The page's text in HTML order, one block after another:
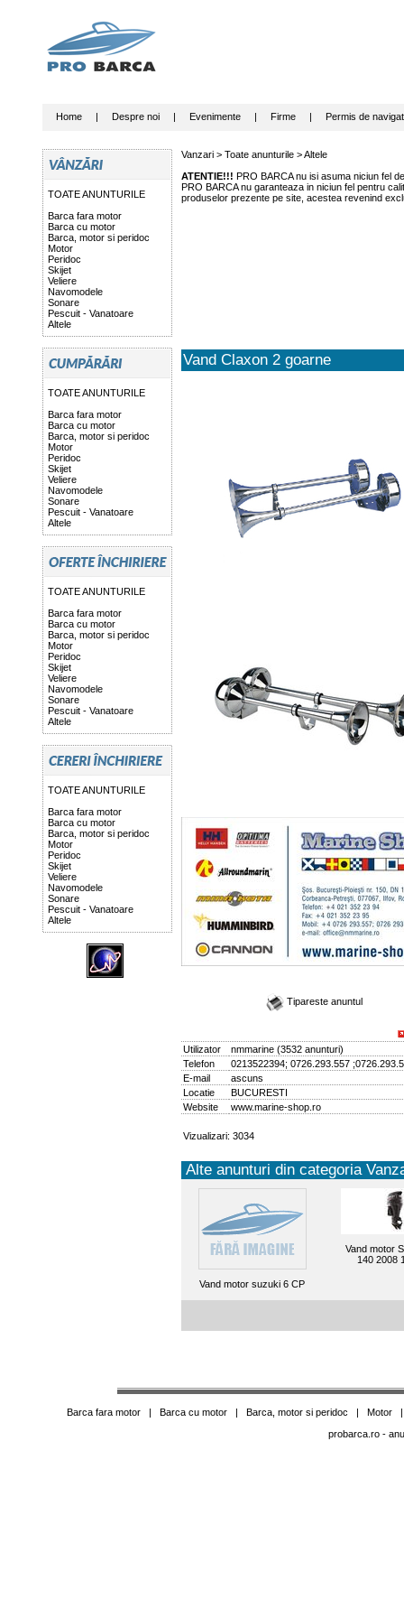
Home| Despre noi| Evenimente| Firme| Permis de
TOATE ANUNTURILE
Barca fara motor
Barca cu motor
Barca, motor si peridoc
Motor
Peridoc
Skijet
Veliere
Navomodele
Sonare
Pescuit - Vanatoare
Altele
TOATE ANUNTURILE
Barca fara motor
Barca cu motor
Barca, motor si peridoc
Motor
Peridoc
Skijet
Veliere
Navomodele
Sonare
Pescuit - Vanatoare
Altele
TOATE ANUNTURILE
Barca fara motor
Barca cu motor
Barca, motor si peridoc
Motor
Peridoc
Skijet
Veliere
Navomodele
Sonare
Pescuit - Vanatoare
Altele
TOATE ANUNTURILE
Barca fara motor
Barca cu motor
Barca, motor si peridoc
Motor
Peridoc
Skijet
Veliere
Navomodele
Sonare
Pescuit - Vanatoare
Altele
Vanzari > Toate anunturile>Altele
ATENTIE!!! PRO BARCA nu isi asuma niciun fel
PRO BARCA nu garanteaza in niciun fel pentru
produselor prezente pe site, acestea revenind
Vand Claxon 2 goarne
Tipareste anuntul
Utilizator nmmarine(3532 anunturi)
Telefon
0213522394; 0726.293.557
E-mail
ascuns
Locatie
BUCURESTI
Website
www.marine-shop.ro
Vizualizari: 3034
Alte anunturi din categoria
Vand motor suzuki 6 CP
Vand motor
140 2008
Barca fara motor| Barca cu motor| Barca, motor si peridoc | Motor
probarca.ro-